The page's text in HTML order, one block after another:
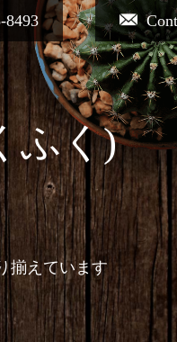
8493
ふく)
揃えています